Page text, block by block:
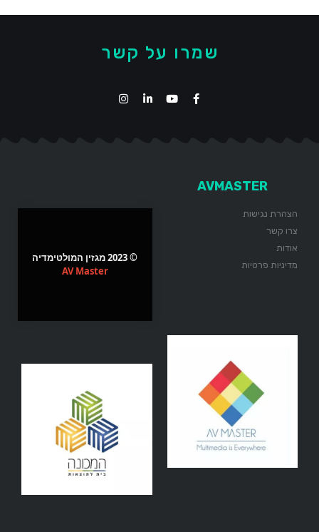
שמרו על קשר
AVMASTER
הצהרת נגישות
צרו קשר
אודות
מדיניות פרטיות
© 2023 מגזין המולטימדיה
AV Master